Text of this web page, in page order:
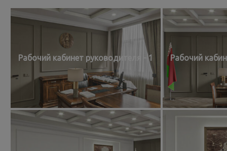
Рабочий кабинет руководителя - 1 Рабочий